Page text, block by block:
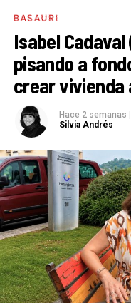
BASAURI
Isabel
pisando a
crear vivienda
Hace 2 semanas
Silvia Andrés